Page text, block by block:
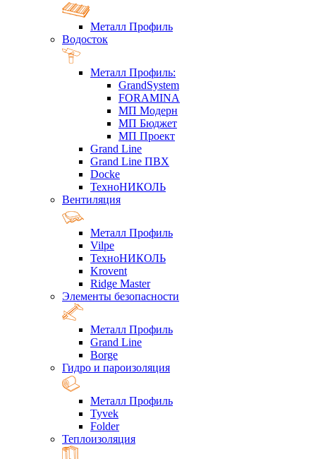
Металл Профиль
Водосток
Металл Профиль:
GrandSystem
FORAMINA
МП Модерн
МП Бюджет
МП Проект
Grand Line
Grand Line ПВХ
Docke
ТехноНИКОЛЬ
Вентиляция
Металл Профиль
Vilpe
ТехноНИКОЛЬ
Krovent
Ridge Master
Элементы безопасности
Металл Профиль
Grand Line
Borge
Гидро и пароизоляция
Металл Профиль
Tyvek
Folder
Теплоизоляция